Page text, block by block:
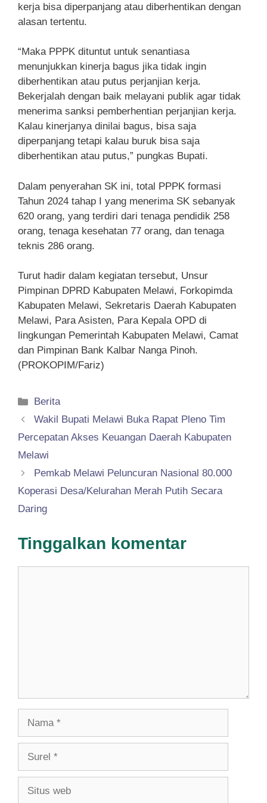
kerja bisa diperpanjang atau diberhentikan dengan
alasan tertentu.
“Maka PPPK dituntut untuk senantiasa
menunjukkan kinerja bagus jika tidak ingin
diberhentikan atau putus perjanjian kerja.
Bekerjalah dengan baik melayani publik agar tidak
menerima sanksi pemberhentian perjanjian kerja.
Kalau kinerjanya dinilai bagus, bisa saja
diperpanjang tetapi kalau buruk bisa saja
diberhentikan atau putus,” pungkas Bupati.
Dalam penyerahan SK ini, total PPPK formasi
Tahun 2024 tahap I yang menerima SK sebanyak
620 orang, yang terdiri dari tenaga pendidik 258
orang, tenaga kesehatan 77 orang, dan tenaga
teknis 286 orang.
Turut hadir dalam kegiatan tersebut, Unsur
Pimpinan DPRD Kabupaten Melawi, Forkopimda
Kabupaten Melawi, Sekretaris Daerah Kabupaten
Melawi, Para Asisten, Para Kepala OPD di
lingkungan Pemerintah Kabupaten Melawi, Camat
dan Pimpinan Bank Kalbar Nanga Pinoh.
(PROKOPIM/Fariz)
Kategori
Berita
Wakil Bupati Melawi Buka Rapat Pleno Tim
Percepatan Akses Keuangan Daerah Kabupaten
Melawi
Pemkab Melawi Peluncuran Nasional 80.000
Koperasi Desa/Kelurahan Merah Putih Secara
Daring
Tinggalkan komentar